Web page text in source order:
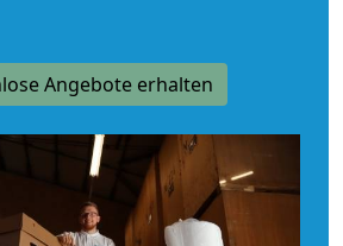
Angebote erhalten